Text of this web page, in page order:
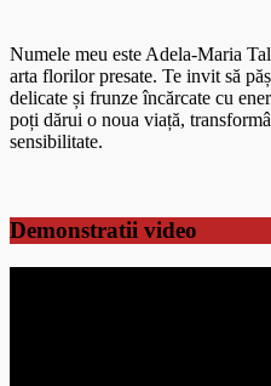
Numele meu este Adela-Maria
arta florilor presate. Te invit să
delicate și frunze încărcate cu
poți dărui o noua viață,
sensibilitate.
Demonstratii video